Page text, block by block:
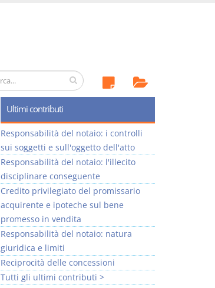
Ultimi contributi
Responsabilità del notaio: i controlli
sui soggetti e sull'oggetto dell'atto
Responsabilità del notaio: l'illecito
disciplinare conseguente
Credito privilegiato del promissario
acquirente e ipoteche sul bene
promesso in vendita
Responsabilità del notaio: natura
giuridica e limiti
Reciprocità delle concessioni
Tutti gli ultimi contributi >